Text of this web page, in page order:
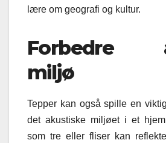
lære om geografi og kultur.
Forbedre
miljø
Tepper kan også spille en
det akustiske miljøet i et
som tre eller fliser kan